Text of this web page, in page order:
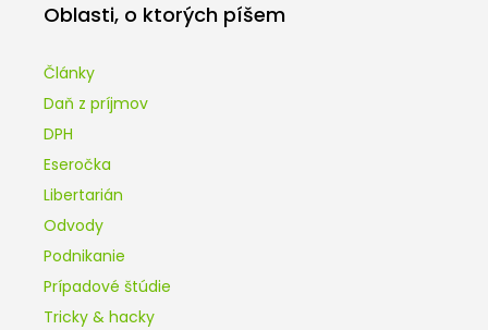
Oblasti, o ktorých píšem
Články
Daň z príjmov
DPH
Eseročka
Libertarián
Odvody
Podnikanie
Prípadové štúdie
Tricky & hacky